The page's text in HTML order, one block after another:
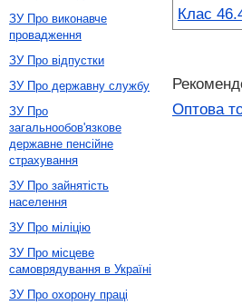
Клас
Оптова
ЗУ Про виконавче
провадження
ЗУ Про відпустки
ЗУ Про державну службу
ЗУ Про
загальнообов'язкове
державне пенсійне
страхування
ЗУ Про зайнятість
населення
ЗУ Про міліцію
ЗУ Про місцеве
самоврядування в Україні
ЗУ Про охорону праці